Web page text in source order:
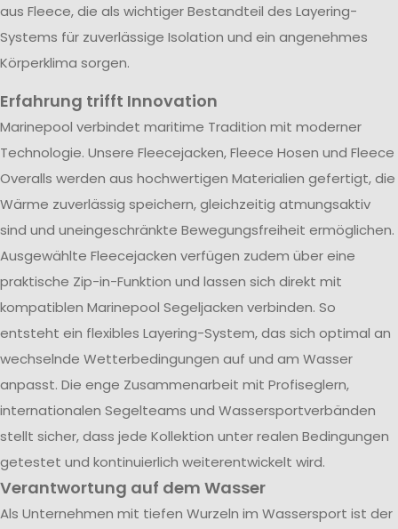
aus Fleece, die als wichtiger Bestandteil des Layering-
Systems für zuverlässige Isolation und ein angenehmes
Körperklima sorgen.
Erfahrung trifft Innovation
Marinepool verbindet maritime Tradition mit moderner
Technologie. Unsere Fleecejacken, Fleece Hosen und Fleece
Overalls werden aus hochwertigen Materialien gefertigt, die
Wärme zuverlässig speichern, gleichzeitig atmungsaktiv
sind und uneingeschränkte Bewegungsfreiheit ermöglichen.
Ausgewählte Fleecejacken verfügen zudem über eine
praktische Zip-in-Funktion und lassen sich direkt mit
kompatiblen Marinepool Segeljacken verbinden. So
entsteht ein flexibles Layering-System, das sich optimal an
wechselnde Wetterbedingungen auf und am Wasser
anpasst. Die enge Zusammenarbeit mit Profiseglern,
internationalen Segelteams und Wassersportverbänden
stellt sicher, dass jede Kollektion unter realen Bedingungen
getestet und kontinuierlich weiterentwickelt wird.
Verantwortung auf dem Wasser
Als Unternehmen mit tiefen Wurzeln im Wassersport ist der